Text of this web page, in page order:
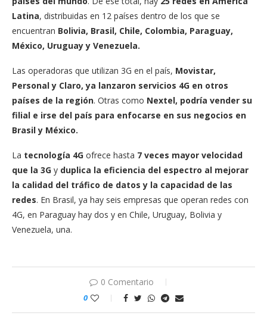
Latina, distribuidas en 12 países dentro de los que se
encuentran Bolivia, Brasil, Chile, Colombia, Paraguay,
México, Uruguay y Venezuela.
Las operadoras que utilizan 3G en el país, Movistar,
Personal y Claro, ya lanzaron servicios 4G en otros
países de la región. Otras como Nextel, podría vender su
filial e irse del país para enfocarse en sus negocios en
Brasil y México.
La tecnología 4G ofrece hasta 7 veces mayor velocidad
que la 3G y duplica la eficiencia del espectro al mejorar
la calidad del tráfico de datos y la capacidad de las
redes. En Brasil, ya hay seis empresas que operan redes con
4G, en Paraguay hay dos y en Chile, Uruguay, Bolivia y
Venezuela, una.
0 Comentario
0